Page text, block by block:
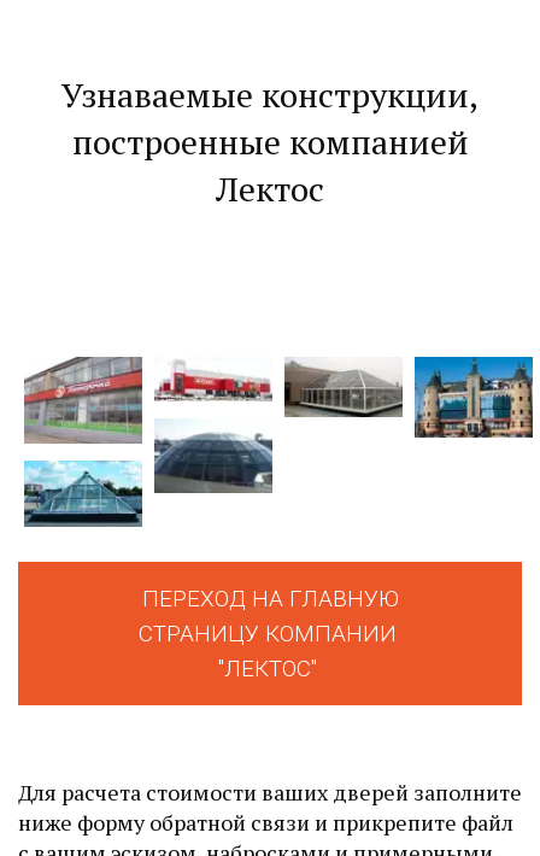
Узнаваемые конструкции,
построенные компанией
Лектос
ПЕРЕХОД НА ГЛАВНУЮ
СТРАНИЦУ КОМПАНИИ
"ЛЕКТОС"
Для расчета стоимости ваших дверей заполните
ниже форму обратной связи и прикрепите файл